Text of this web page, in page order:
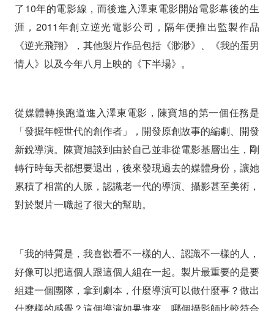
了10年的電影線，而後進入澤東電影開始電影幕後的生
涯，2011年創立逆光電影公司，隔年便推出監製作品
《逆光飛翔》，其他製片作品包括《渺渺》、《我的蛋男
情人》以及今年八月上映的《下半場》。
從媒體轉換跑道進入澤東電影，陳寶旭的第一個任務是
「發掘年輕世代的創作者」，開發原創故事的編劇、開發
新銳導演。陳寶旭談到由於自己並非從電影基層出生，剛
轉行時每天都想要退出，後來發現過去的媒體身份，讓她
累積了相當的人脈，認識老一代的導演、攝影甚至美術，
對於製片一職起了很大的幫助。
「我的特質是，我喜歡看不一樣的人、認識不一樣的人，
好像可以把這個人跟這個人組在一起。製片最重要的是要
組建一個團隊，拿到劇本，什麼導演可以做什麼事？做出
什麼樣的感覺？這個導演如果進來，哪個攝影師比較符合